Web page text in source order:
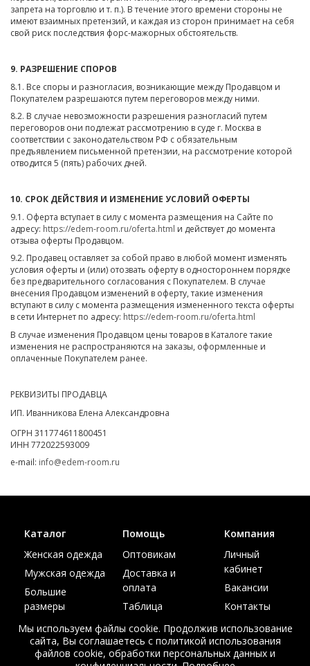
запрета на торговлю и т. п.). В течение этого времени стороны не
имеют взаимных претензий, и каждая из сторон принимает на себя
свой риск последствия форс-мажорных обстоятельств.
9. РАЗРЕШЕНИЕ СПОРОВ
8.1. Все споры и разногласия, возникающие между Продавцом и
Покупателем разрешаются путем переговоров между ними.
8.2. В случае невозможности разрешения разногласий путем
переговоров они подлежат рассмотрению в суде г. Москва в
соответствии с законодательством РФ с обязательным
предъявлением письменной претензии, на рассмотрение которой
отводится 5 (пять) рабочих дней.
10. СРОК ДЕЙСТВИЯ И ИЗМЕНЕНИЕ УСЛОВИЙ ОФЕРТЫ
9.1. Оферта вступает в силу с момента размещения на Сайте по
адресу: https://edem-room.ru/oferta.html и действует до момента
отзыва оферты Продавцом.
9.2. Продавец оставляет за собой право в любой момент изменять
условия оферты и (или) отозвать оферту в одностороннем порядке
без предварительного согласования с Покупателем. В случае
внесения Продавцом изменений в оферту, такие изменения
вступают в силу с момента размещения измененного текста оферты
в сети Интернет по адресу: https://edem-room.ru/oferta.html
В случае изменения Продавцом цены товаров в Каталоге такие
изменения не распространяются на заказы, оформленные и
оплаченные Покупателем ранее.
РЕКВИЗИТЫ ПРОДАВЦА
ИП. Иванникова Елена Александровна
ОГРН 311774611800451
ИНН 772022593009
e-mail: info@edem-room.ru
Каталог
Женская одежда
Мужская одежда
Большие
размеры
Акции
Помощь
Оптовикам
Доставка и
оплата
Таблица
Компания
Личный
кабинет
Вакансии
Контакты
Мы используем файлы cookie. Продолжив использование
сайта, Вы соглашаетесь с политикой использования
файлов cookie, обработки персональных данных и